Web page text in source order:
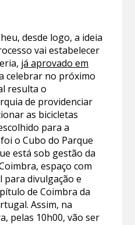
desde logo, a ideia
vai estabelecer
já aprovado em
celebrar no próximo
resulta o
de providenciar
as bicicletas
para a
o Cubo do Parque
está sob gestão da
espaço com
para divulgação e
de Coimbra da
Assim, na
pelas 10h00, vão ser